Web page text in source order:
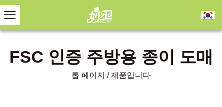
FSC 인증 주방용 종이 도매
톱 페이지 /제품입니다